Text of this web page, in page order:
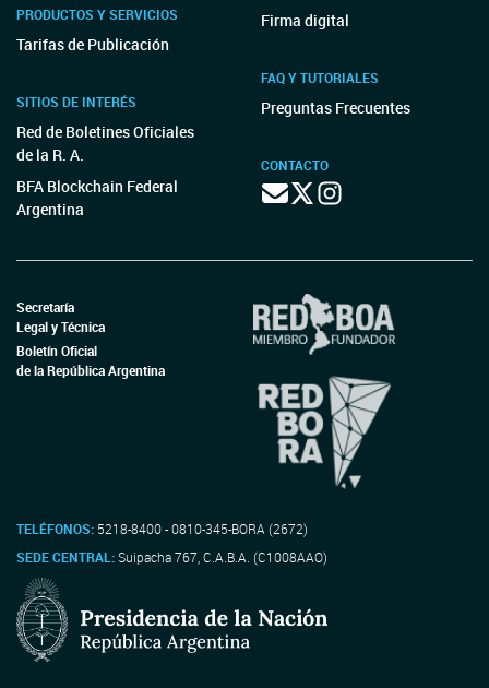
PRODUCTOS Y SERVICIOS
Tarifas de Publicación
SITIOS DE INTERÉS
Red de Boletines Oficiales
de la R. A.
BFA Blockchain Federal
Argentina
Firma digital
FAQ Y TUTORIALES
Preguntas Frecuentes
CONTACTO
Secretaría
Legal y Técnica
Boletín Oficial
de la República Argentina
TELÉFONOS: 5218-8400 - 0810-345-BORA (2672)
SEDE CENTRAL:Suipacha 767, C.A.B.A. (C1008AAO)